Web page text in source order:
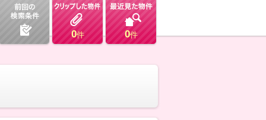
0件 0件